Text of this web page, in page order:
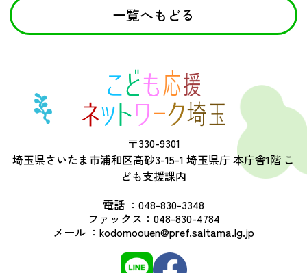
一覧へもどる
〒330-9301
埼玉県さいたま市浦和区高砂3-15-1 埼玉県庁 本庁舎1階 こ
ども支援課内
電話 ： 048-830-3348
ファックス： 048-830-4784
メール ： kodomoouen@pref.saitama.lg.jp